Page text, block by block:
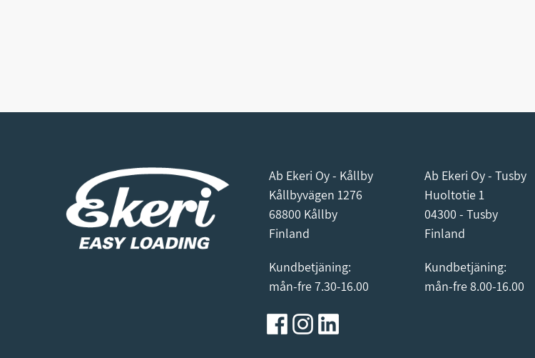
Ab Ekeri Oy - Kållby
Kållbyvägen 1276
68800 Kållby
Finland
Kundbetjäning:
mån-fre 7.30-16.00
Ab Ekeri Oy - Tusby
Huoltotie 1
04300 - Tusby
Finland
Kundbetjäning:
mån-fre 8.00-16.00